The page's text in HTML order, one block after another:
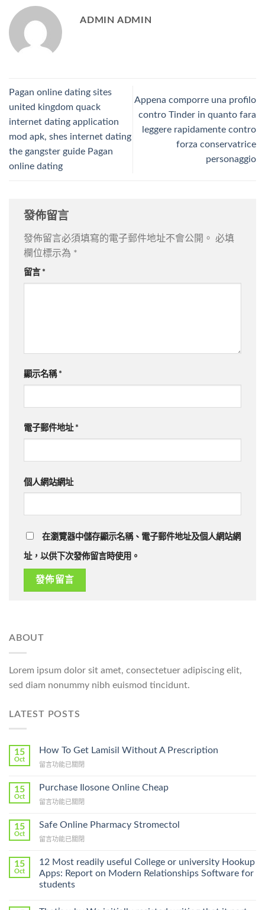
ADMIN ADMIN
Pagan online dating sites
united kingdom quack
internet dating application
mod apk, shes internet dating
the gangster guide Pagan
online dating
Appena comporre una profilo
contro Tinder in quanto fara
leggere rapidamente contro
forza conservatrice
personaggio
發佈留言
發佈留言必須填寫的電子郵件地址不會公開。
必填
欄位標示為 *
留言 *
顯示名稱 *
電子郵件地址 *
個人網站網址
在瀏覽器中儲存顯示名稱、電子郵件地址及個人網站網
址，以供下次發佈留言時使用。
ABOUT
Lorem ipsum dolor sit amet, consectetuer adipiscing elit,
sed diam nonummy nibh euismod tincidunt.
LATEST POSTS
15
Oct
How To Get Lamisil Without A Prescription
在
To
Lamisil
A
Prescription〉
留言功能已關閉
15
Oct
Purchase Ilosone Online Cheap
在
Ilosone
Cheap〉
留言功能已關閉
15
Oct
Safe Online Pharmacy Stromectol
在
Online
Pharmacy
Stromectol〉
中
留言功能已關閉
15
Oct
12 Most readily useful College or university Hookup
Apps: Report on Modern Relationships Software for
students